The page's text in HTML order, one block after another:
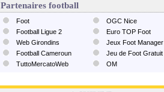
Partenaires football
Foot
Football Ligue 2
Web Girondins
Football Cameroun
TuttoMercatoWeb
OGC Nice
Euro TOP Foot
Jeux Foot Manager
Jeu de Foot Gratuit
OM